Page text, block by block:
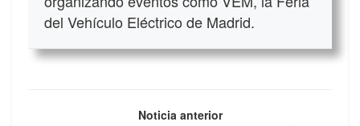
del Vehículo Eléctrico de Madrid.
Noticia anterior